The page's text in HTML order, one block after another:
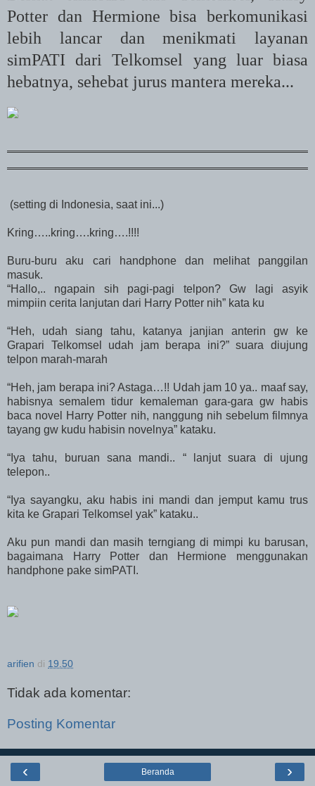
Potter dan Hermione bisa berkomunikasi
lebih lancar dan menikmati layanan
simPATI dari Telkomsel yang luar biasa
hebatnya, sehebat jurus mantera mereka...
(setting di Indonesia, saat ini...)
Kring…..kring….kring….!!!!
Buru-buru aku cari handphone dan melihat panggilan
masuk.
“Hallo,.. ngapain sih pagi-pagi telpon? Gw lagi asyik
mimpiin cerita lanjutan dari Harry Potter nih” kata ku
“Heh, udah siang tahu, katanya janjian anterin gw ke
Grapari Telkomsel udah jam berapa ini?” suara diujung
telpon marah-marah
“Heh, jam berapa ini? Astaga…!! Udah jam 10 ya.. maaf say,
habisnya semalem tidur kemaleman gara-gara gw habis
baca novel Harry Potter nih, nanggung nih sebelum filmnya
tayang gw kudu habisin novelnya” kataku.
“Iya tahu, buruan sana mandi.. “ lanjut suara di ujung
telepon..
“Iya sayangku, aku habis ini mandi dan jemput kamu trus
kita ke Grapari Telkomsel yak” kataku..
Aku pun mandi dan masih terngiang di mimpi ku barusan,
bagaimana Harry Potter dan Hermione menggunakan
handphone pake simPATI.
arifien di 19.50
Tidak ada komentar:
Posting Komentar
‹ ›
Beranda